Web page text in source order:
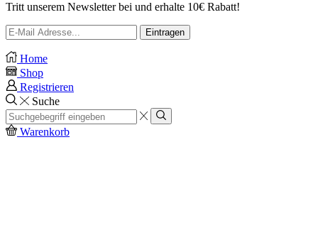
Tritt unserem Newsletter bei und erhalte 10€ Rabatt!
Home
Shop
Registrieren
Suche
Search
input
Search
Warenkorb